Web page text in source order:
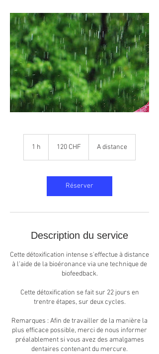
1 h
suisses
120 CHF A distance
Réserver
Description du service
Cette détoxification intense s'effectue à distance
à l'aide de la bioéronance via une technique de
biofeedback.
Cette détoxification se fait sur 22 jours en
trentre étapes, sur deux cycles.
Remarques : Afin de travailler de la manière la
plus efficace possible, merci de nous informer
préalablement si vous avez des amalgames
dentaires contenant du mercure.